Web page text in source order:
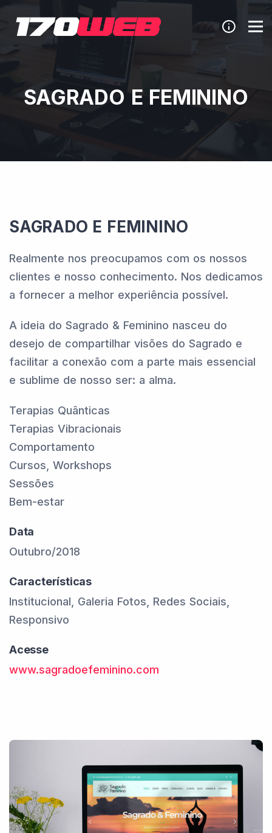
SAGRADO E FEMININO
SAGRADO E FEMININO
Realmente nos preocupamos com os nossos
clientes e nosso conhecimento. Nos dedicamos
a fornecer a melhor experiência possível.
A ideia do Sagrado & Feminino nasceu do
desejo de compartilhar visões do Sagrado e
facilitar a conexão com a parte mais essencial
e sublime de nosso ser: a alma.
Terapias Quânticas
Terapias Vibracionais
Comportamento
Cursos, Workshops
Sessões
Bem-estar
Data
Outubro/2018
Características
Institucional, Galeria Fotos, Redes Sociais,
Responsivo
Acesse
www.sagradoefeminino.com